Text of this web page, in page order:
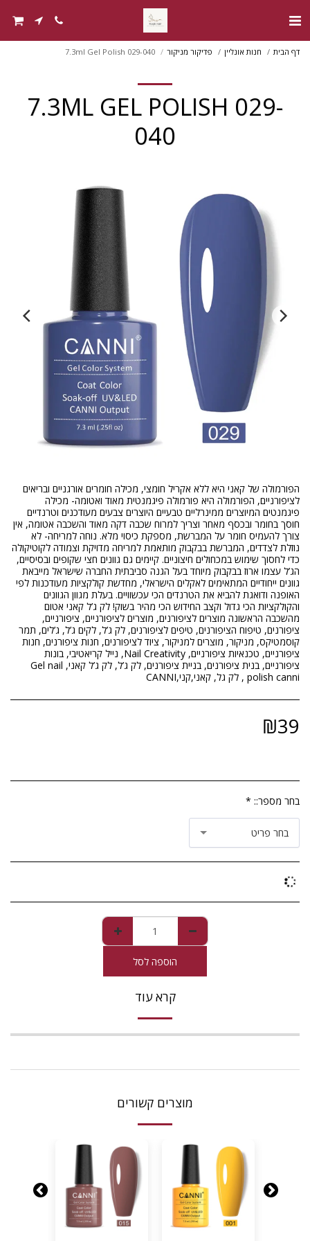
דף הבית חנות אונליין פדיקור מניקור 7.3ml Gel Polish 029-040
7.3ML GEL POLISH 029-
040
הפורמולה של קאני היא ללא אקריל חומצי, מכילה חומרים אורגניים ובריאים
לציפורניים, הפורמולה היא פורמולה פיגמנטית מאוד ואטומה- מכילה
פיגמנטים המיוצרים ממינרליים טבעיים היוצרים צבעים מעודכנים וטרנדיים
חוסך בחומר ובכסף מאחר וצריך למרוח שכבה דקה מאוד והשכבה אטומה, אין
צורך להעמיס חומר על המברשת, מספקת כיסוי מלא. נוחה למריחה- לא
נוזלת לצדדים, המברשת בבקבוק מותאמת למריחה מדויקת וצמודה לקוטיקולה
כדי לחסוך שימוש במכחולים חיצוניים. קיימים גם גוונים חצי שקופים ובסיסיים,
הג’ל עצמו ארוז בבקבוק מיוחד בעל הגנה סביבתית החברה שישראל מייבאת
גוונים ייחודיים המתאימים לאקלים הישראלי, מחדשת קולקציות מעודכנות לפי
האופנה ודואגת להביא את הטרנדים הכי עכשוויים. בעלת מגוון הגוונים
והקולקציות הכי גדול וקצב החידוש הכי מהיר בשוק! לק ג’ל קאני אטום
מהשכבה הראשונה מוצרים לציפורנים, מוצרים לציפורניים, ציפורניים,
ציפורנים, טיפוח הציפורנים, טיפים לציפורנים, לק ג’ל, לקים ג’ל, ג’לים, תמר
קוסמטיקס, מניקור, מוצרים למניקור, ציוד לציפורנים, חנות ציפורנים, חנות
ציפורניים, טכנאיות ציפורניים, Nail Creativity, נייל קריאטיבי, בונות
ציפורניים, בנית ציפורנים, בניית ציפורנים, לק ג’ל, לק ג’ל קאני, Gel nail
polish canni , לק גל, קאני,קני,CANNI
₪39
בחר מספר:: *
בחר פריט
הוספה לסל
קרא עוד
מוצרים קשורים